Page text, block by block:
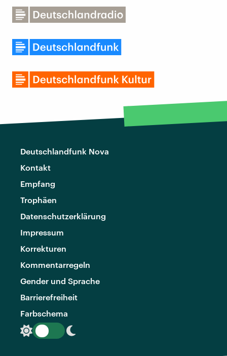
Deutschlandfunk Nova
Kontakt
Empfang
Trophäen
Datenschutzerklärung
Impressum
Korrekturen
Kommentarregeln
Gender und Sprache
Barrierefreiheit
Farbschema